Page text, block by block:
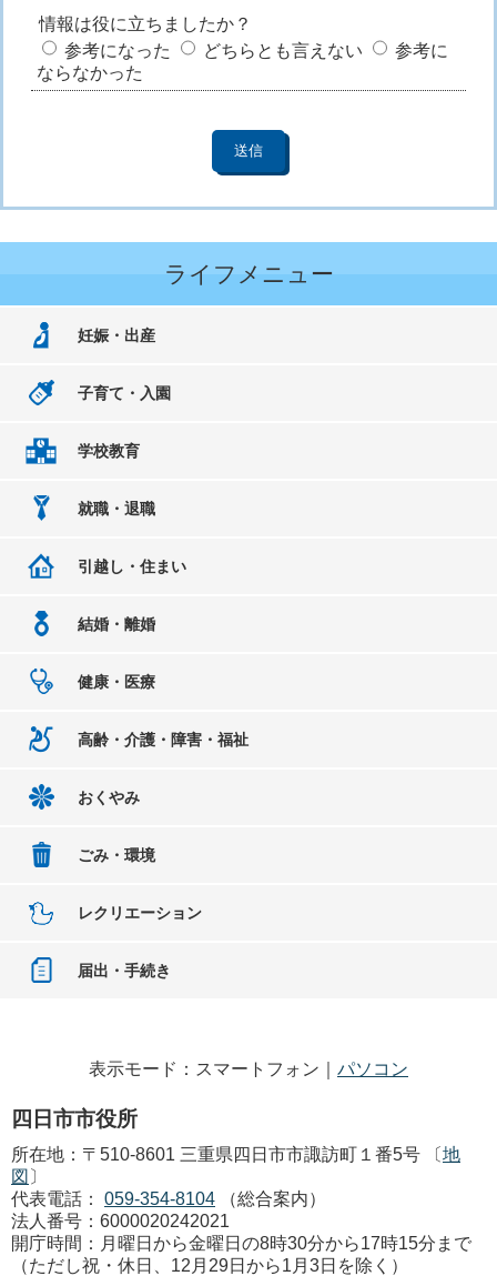
情報は役に立ちましたか？
参考になった
どちらとも言えない
参考に
ならなかった
ライフメニュー
妊娠・出産
子育て・入園
学校教育
就職・退職
引越し・住まい
結婚・離婚
健康・医療
高齢・介護・障害・福祉
おくやみ
ごみ・環境
レクリエーション
届出・手続き
表示モード：スマートフォン｜ パソコン
四日市市役所
所在地：〒510-8601 三重県四日市市諏訪町１番5号 〔地
図 〕
代表電話：
059-354-8104
（総合案内）
法人番号：6000020242021
開庁時間：月曜日から金曜日の8時30分から17時15分まで
（ただし祝・休日、12月29日から1月3日を除く）